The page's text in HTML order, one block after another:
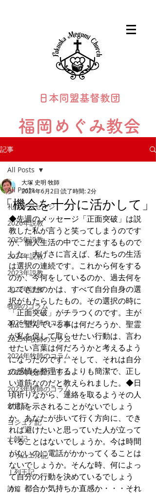
日本同盟基督教団
福岡めぐみ教会
記事
All Posts
礼拝メッセージ
2026年説教
2025年説教
2024年説教
2023年説教
2022年説教
牧師のコラム
2026年牧師のコラム
2025年牧師のコラム
2024年牧師のコラム
2022年牧師のコラム
2023年牧師のコラム
創世記
ヨシュア記
士師記
Ⅰサムエル記
Ⅰ列王記
詩篇
All Posts
「機会を十分に活かして」
大塚 史明 牧師
2024年6月2日 読了時間: 2分
◆先週のメッセージ「正面突破」は説
教した私が言うと笑ってしまうのです
が、個人生活の中でこだまするもので
した。大げさに言えば、私たちの生活
は選択の連続です。これから何をする
のか、今何をしているのか、過去何を
してきたのかは、すべて自分自身の選
択がもたらしたもの。その選択の時に
「正面突破」がチラつくのです。主が
私に望んでいる事は何だろうか、聖霊
が私を促して取らせたい行動は、言わ
せたい言葉は何だろうかと考えるよう
になったのです。そして、それは自分
の感情を整理するよりも簡潔で、正し
い道筋なのだと教えられました。◆日
頃祈りながら、連絡を取るようその人
の顔を示されることがないでしょう
か。あなたが歩いて行く方向に、でき
れば避けたいと思っていた人が立って
いることはないでしょうか。今は時間
がないのに電話がかかってくることは
ないでしょうか。そんな時、何によっ
て自分の行動を決めているでしょう
か。都合か気持ちか直感か・・・それ